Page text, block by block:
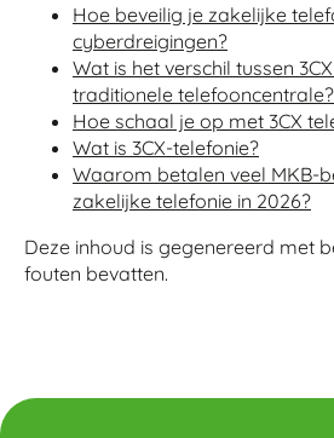
Hoe beveilig je zakelijke
cyberdreigingen?
Wat is het verschil tussen
traditionele telefooncentrale?
Hoe schaal je op met 3CX
Wat is 3CX-telefonie?
Waarom betalen veel MKB-
zakelijke telefonie in 2026?
Deze inhoud is gegenereerd met
fouten bevatten.